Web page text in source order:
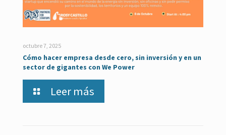
octubre 7, 2025
Cómo hacer empresa desde cero, sin inversión y en un
sector de gigantes con We Power
Leer más